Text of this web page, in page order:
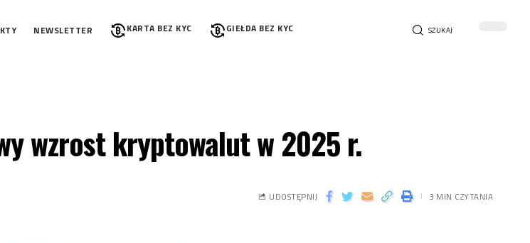
NEWSLETTER KARTA BEZ KYC GIEŁDA BEZ KYC SZUKAJ
wzrost kryptowalut w 2025 r.
UDOSTĘPNIJ 3 MIN CZYTANIA